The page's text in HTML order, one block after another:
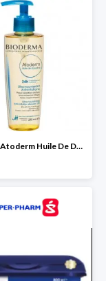
Bioderma Atoderm Huile De Douche - nawilżający olejek do kąpieli i pod prysznic